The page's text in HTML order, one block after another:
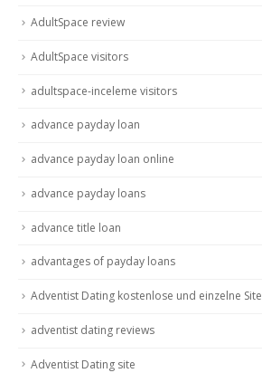
AdultSpace review
AdultSpace visitors
adultspace-inceleme visitors
advance payday loan
advance payday loan online
advance payday loans
advance title loan
advantages of payday loans
Adventist Dating kostenlose und einzelne Site
adventist dating reviews
Adventist Dating site